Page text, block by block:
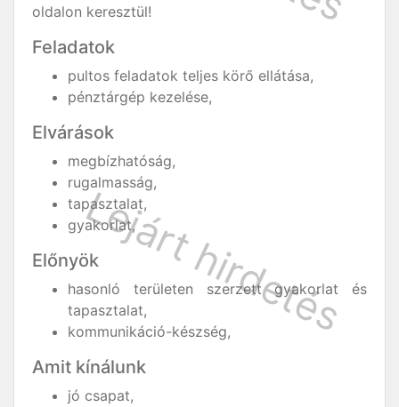
oldalon keresztül!
Feladatok
pultos feladatok teljes körő ellátása,
pénztárgép kezelése,
Elvárások
megbízhatóság,
rugalmasság,
tapasztalat,
gyakorlat,
Előnyök
hasonló területen szerzett gyakorlat és
tapasztalat,
kommunikáció-készség,
Amit kínálunk
jó csapat,